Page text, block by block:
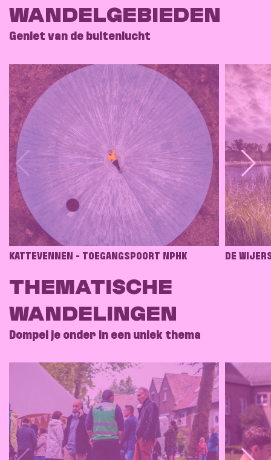
WANDELGEBIEDEN
Geniet van de buitenlucht
KATTEVENNEN - TOEGANGSPOORT NPHK DE
THEMATISCHE
WANDELINGEN
Dompel je onder in een uniek thema